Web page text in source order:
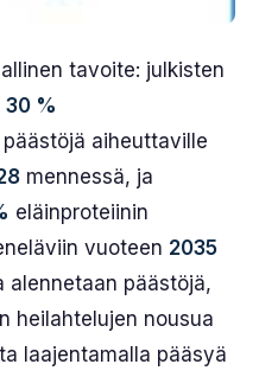
tavoite: julkisten
30 %
aiheuttaville
mennessä, ja
eläinproteiinin
vuoteen 2035
alennetaan päästöjä,
heilahtelujen nousua
laajentamalla pääsyä